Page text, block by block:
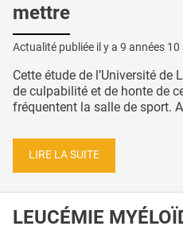
mettre
Actualité publiée il y a 9 années 10
Cette étude de l’Université
de culpabilité et de honte de
fréquentent la salle de sport.
LIRE LA SUITE
LEUCÉMIE